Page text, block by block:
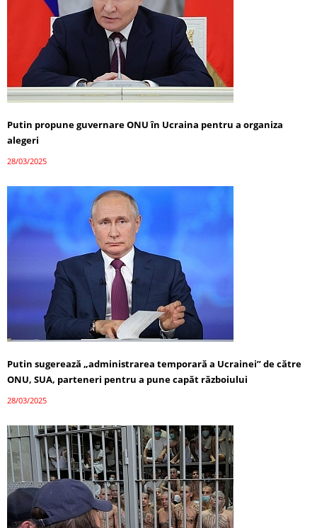
Putin propune guvernare ONU în Ucraina pentru a organiza
alegeri
28/03/2025
Putin sugerează „administrarea temporară a Ucrainei” de către
ONU, SUA, parteneri pentru a pune capăt războiului
28/03/2025